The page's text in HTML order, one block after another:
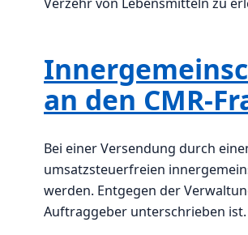
an den CMR-
Bei einer Versendung durch
umsatzsteuerfreien
werden. Entgegen der
Auftraggeber unterschrieben ist.